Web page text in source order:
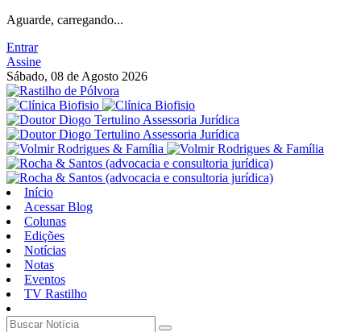
Aguarde, carregando...
Entrar
Assine
Sábado, 08 de Agosto 2026
Início
Acessar Blog
Colunas
Edições
Notícias
Notas
Eventos
TV Rastilho